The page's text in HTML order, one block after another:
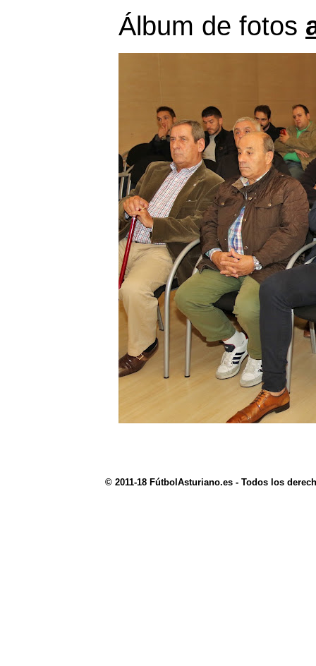
Álbum de fotos
© 2011-18 FútbolAsturiano.es - Todos los